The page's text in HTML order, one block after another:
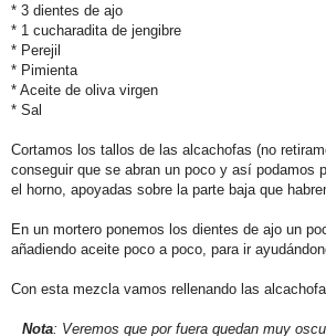
* 3 dientes de ajo
* 1 cucharadita de jengibre
* Perejil
* Pimienta
* Aceite de oliva virgen
* Sal
Cortamos los tallos de las alcachofas (no
conseguir que se abran un poco y así podamos
el horno, apoyadas sobre la parte baja que
En un mortero ponemos los dientes de ajo un
añadiendo aceite poco a poco, para ir
Con esta mezcla vamos rellenando las
Nota: Veremos que por fuera quedan muy